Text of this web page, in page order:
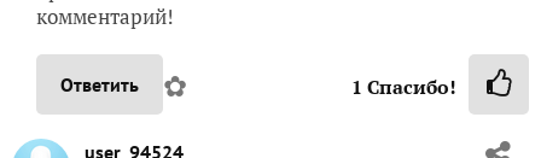
комментарий!
Ответить ✿ 1 Спасибо!
user_94524